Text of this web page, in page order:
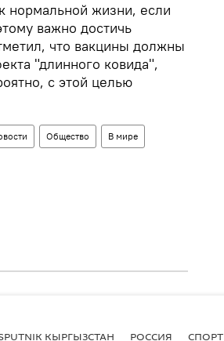
нормальной жизни, если
важно достичь
что вакцины должны
"длинного ковида",
с этой целью
Общество В мире
КЫРГЫЗСТАН РОССИЯ СПОРТ